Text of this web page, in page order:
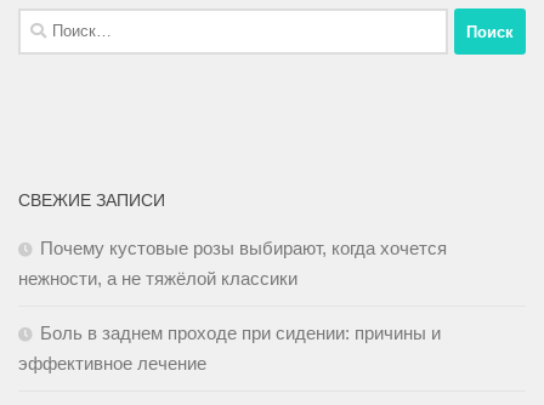
СВЕЖИЕ ЗАПИСИ
Почему кустовые розы выбирают, когда хочется
нежности, а не тяжёлой классики
Боль в заднем проходе при сидении: причины и
эффективное лечение